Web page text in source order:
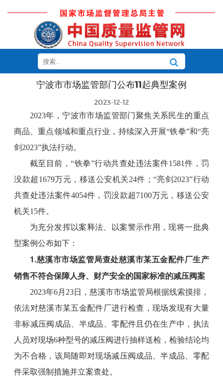
宁波市市场监管部门公布11起典型案例
2023-12-12
2023年，宁波市市场监管部门聚焦关系民生的重点
商品、重点领域和重点行业，持续深入开展“铁拳”和“亮
剑2023”执法行动。
截至目前，“铁拳”行动共查处违法案件1581件，罚
没款超1679万元，移送公安机关24件；“亮剑2023”行动
共查处违法案件4054件，罚没款超7100万元，移送公安
机关15件。
为充分发挥以案释法、以案警示作用，现将一批典
型案例公布如下：
1.慈溪市市场监管局查处慈溪市某五金配件厂生产
销售不符合保障人身、财产安全的国家标准的减压阀案
2023年6月23日，慈溪市市场监管局根据线索摸排，
依法对慈溪市某五金配件厂进行检查，现场发现有大量
非标减压阀成品、半成品、零配件且仍在生产中，执法
人员对现场6种型号的减压阀进行抽样送检，检验结论均
为不合格，该局随即对现场减压阀成品、半成品、零配
件采取强制措施并立案查处。